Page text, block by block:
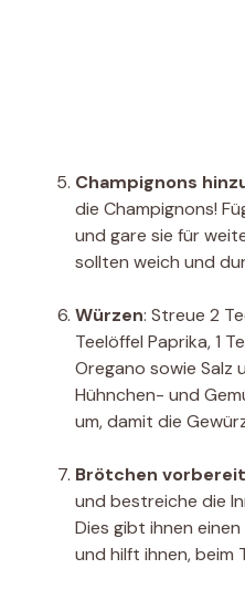
Champignons
die Champignons!
und gare sie für
sollten weich und
Würzen: Streue 2
Teelöffel Paprika, 1
Oregano sowie Salz
Hühnchen- und
um, damit die
Brötchen
und bestreiche die
Dies gibt ihnen
und hilft ihnen, beim